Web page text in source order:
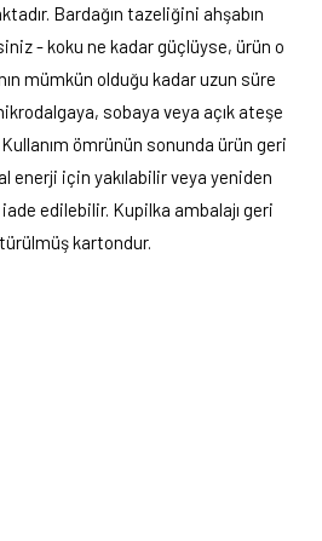
Bardağın tazeliğini ahşabın
- koku ne kadar güçlüyse, ürün o
mümkün olduğu kadar uzun süre
sobaya veya açık ateşe
ömrünün sonunda ürün geri
enerji için yakılabilir veya yeniden
edilebilir. Kupilka ambalajı geri
kartondur.